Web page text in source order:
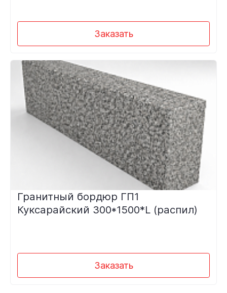
Заказать
Гранитный бордюр ГП1
Куксарайский 300*1500*L (распил)
Заказать